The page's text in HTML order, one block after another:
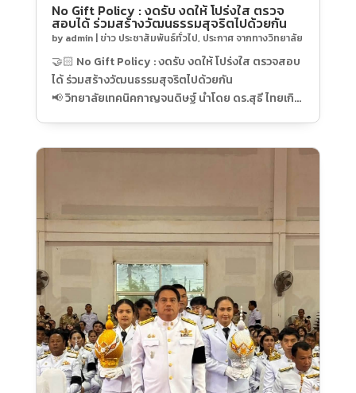
No Gift Policy : งดรับ งดให้ โปร่งใส ตรวจ
สอบได้ ร่วมสร้างวัฒนธรรมสุจริตไปด้วยกัน
by admin| ข่าว ประชาสัมพันธ์ทั่วไป, ประกาศ จากทางวิทยาลัย
🤝🏻 No Gift Policy : งดรับ งดให้ โปร่งใส ตรวจสอบ
ได้ ร่วมสร้างวัฒนธรรมสุจริตไปด้วยกัน
📢 วิทยาลัยเทคนิคกาญจนดิษฐ์ นำโดย ดร.สุธี ไทยเกิด
ประกาศเจตนารมณ์ “No Gift Policy งดรับ งดให้” ไม่
ซื่อสัตย์สุจริต โปร่งใส เป็นธรรม และสามารถตรวจ
สอบได้
#NoGiftPolicy #งดรับงดให้
#วิทยาลัยเทคนิคกาญจนดิษฐ์ยุคใหม่ใส่ใจด้าน
#เส้นทางสู่คนดีที่มีคุณภาพ